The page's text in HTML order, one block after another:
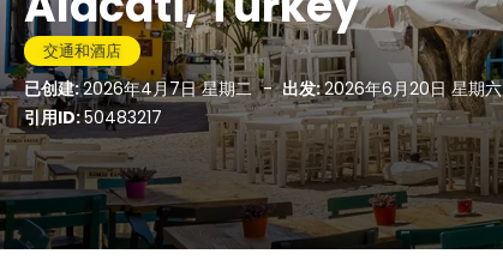
交通和酒店
已创建:2026年4月7日 星期二 - 出发:2026年6月20日 星期六
引用ID:50483217